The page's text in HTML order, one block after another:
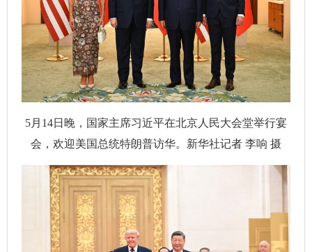
5月14日晚，国家主席习近平在北京人民大会堂举行宴
会，欢迎美国总统特朗普访华。新华社记者 李响 摄